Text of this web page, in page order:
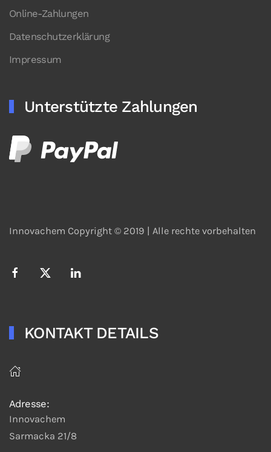
Online-Zahlungen
Datenschutzerklärung
Impressum
Unterstützte Zahlungen
Innovachem Copyright © 2019 | Alle rechte vorbehalten
KONTAKT DETAILS
Adresse:
Innovachem
Sarmacka 21/8